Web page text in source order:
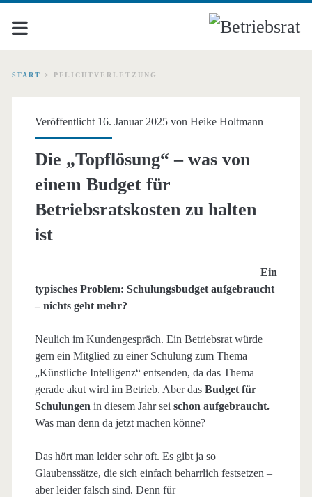
START > PFLICHTVERLETZUNG
Schlagwort:
Veröffentlicht 16. Januar 2025 von Heike Holtmann
Die „Topflösung“ – was von
einem Budget für
Betriebsratskosten zu halten
ist
Ein
typisches Problem: Schulungsbudget aufgebraucht
– nichts geht mehr?
Neulich im Kundengespräch. Ein Betriebsrat würde
gern ein Mitglied zu einer Schulung zum Thema
„Künstliche Intelligenz“ entsenden, da das Thema
gerade akut wird im Betrieb. Aber das Budget für
Schulungen in diesem Jahr sei schon aufgebraucht.
Was man denn da jetzt machen könne?
Das hört man leider sehr oft. Es gibt ja so
Glaubenssätze, die sich einfach beharrlich festsetzen –
aber leider falsch sind. Denn für